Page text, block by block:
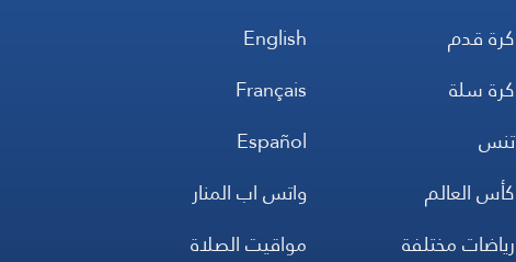
كرة قدم
كرة سلة
تنس
كأس العالم
رياضات مختلفة
English
Français
Español
واتس اب المنار
مواقيت الصلاة